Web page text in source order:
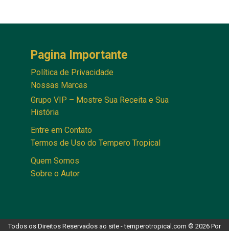
Pagina Importante
Política de Privacidade
Nossas Marcas
Grupo VIP – Mostre Sua Receita e Sua
História
Entre em Contato
Termos de Uso do Tempero Tropical
Quem Somos
Sobre o Autor
Todos os Direitos Reservados ao site - temperotropical.com © 2026 Por